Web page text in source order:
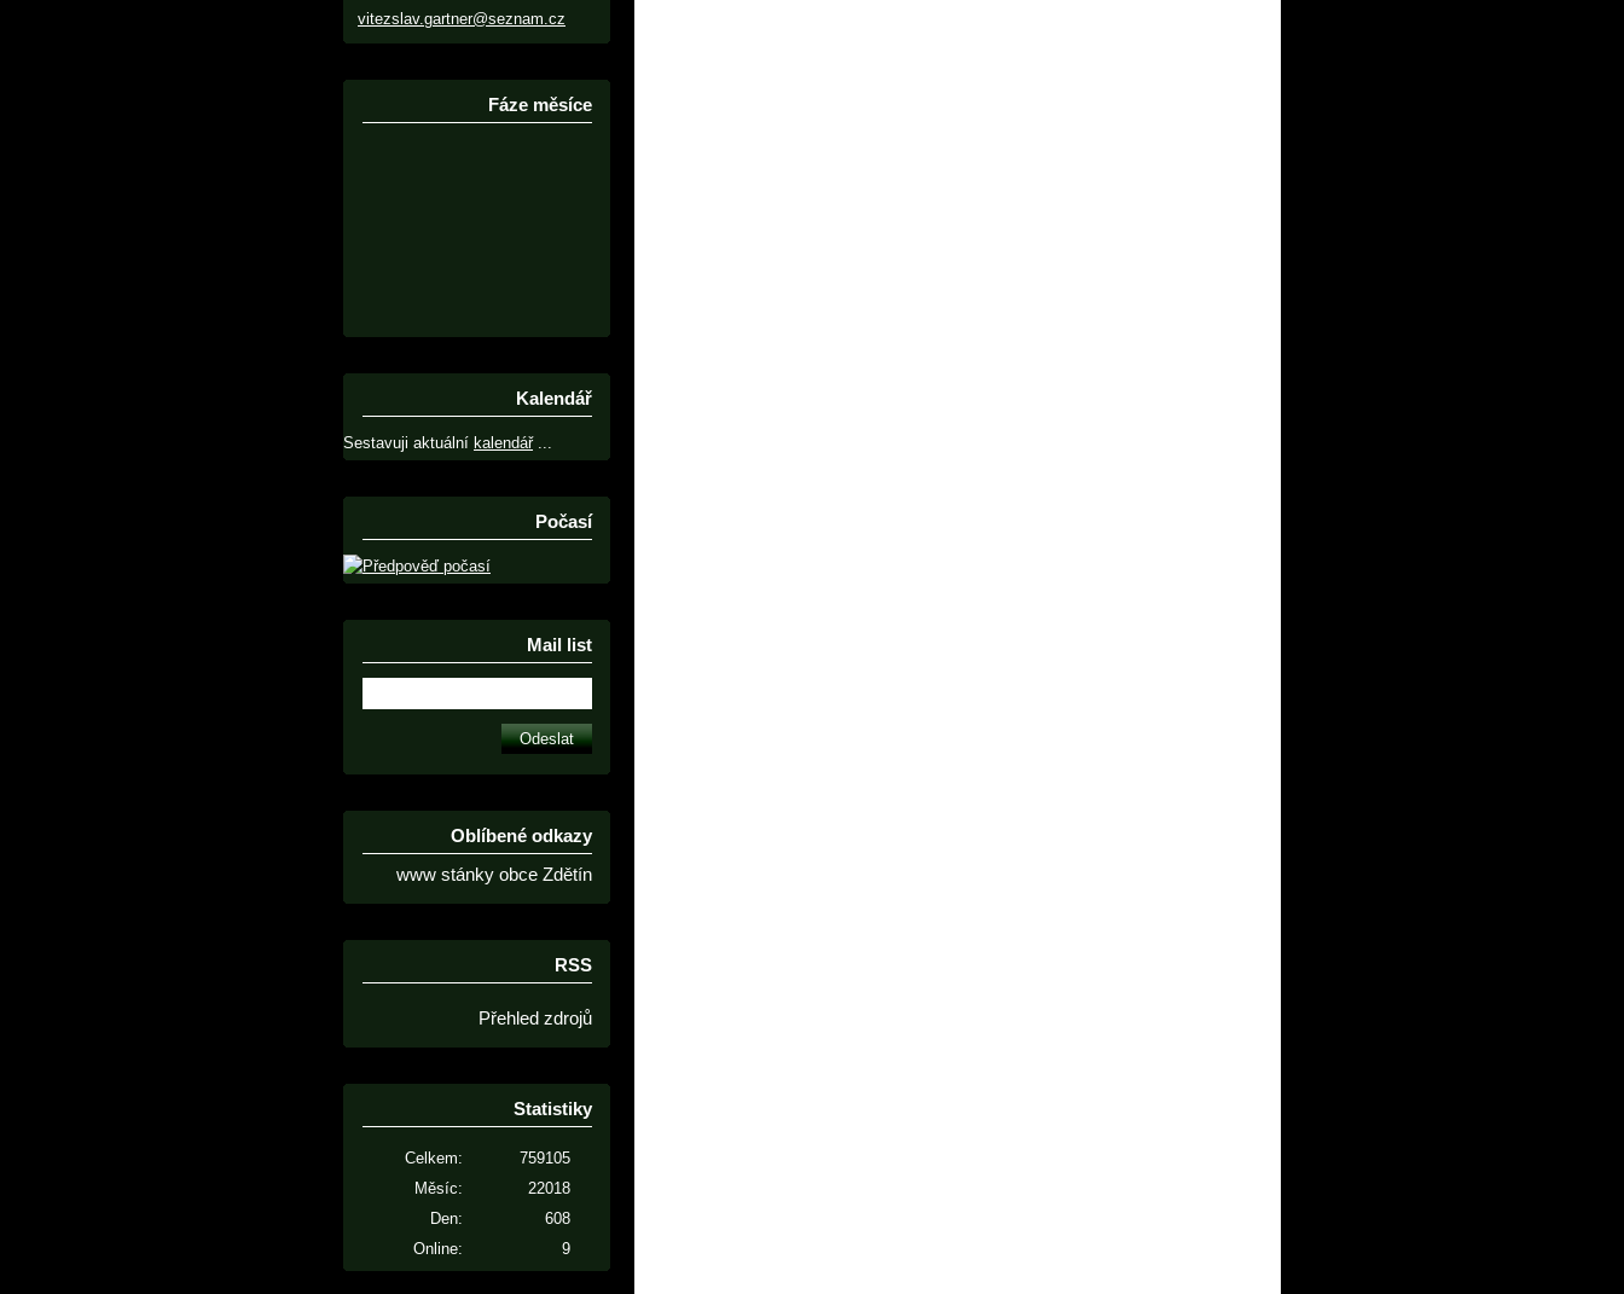
vitezslav.gartner@seznam.cz
Fáze měsíce
Kalendář
Sestavuji aktuální kalendář...
Počasí
Mail list
Oblíbené odkazy
www stánky obce Zdětín
RSS
Přehled zdrojů
Statistiky
Online: 9
Celkem:
759105
Měsíc:
22018
Den:
608